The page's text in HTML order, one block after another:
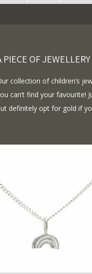
PIECE OF
collection of children’s
can’t find your favourite!
definitely opt for gold if